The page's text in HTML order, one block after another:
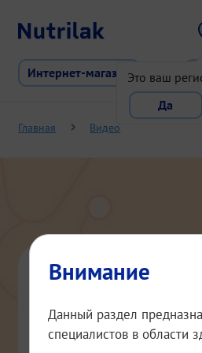
Это ваш
Да
Интернет-магазин
Главная Видео
пищевая
Внимание
Данный раздел
специалистов в области